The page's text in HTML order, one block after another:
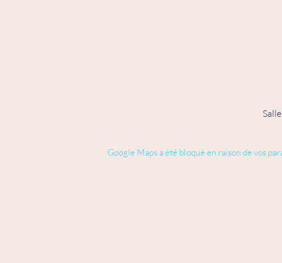
Google Maps a été bloqué en raison de vos